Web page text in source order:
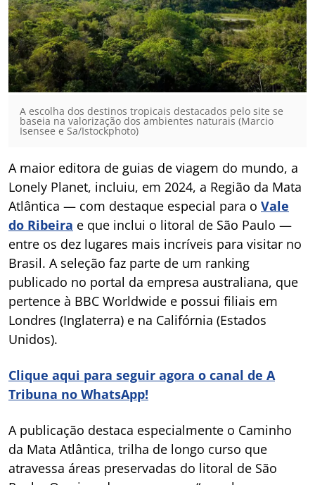
A escolha dos destinos tropicais destacados pelo site se
baseia na valorização dos ambientes naturais (Marcio
Isensee e Sa/Istockphoto)
A maior editora de guias de viagem do mundo, a
Lonely Planet, incluiu, em 2024, a Região da Mata
Atlântica — com destaque especial para o Vale
do Ribeira e que inclui o litoral de São Paulo —
entre os dez lugares mais incríveis para visitar no
Brasil. A seleção faz parte de um ranking
publicado no portal da empresa australiana, que
pertence à BBC Worldwide e possui filiais em
Londres (Inglaterra) e na Califórnia (Estados
Unidos).
Clique aqui para seguir agora o canal de A
Tribuna no WhatsApp!
A publicação destaca especialmente o Caminho
da Mata Atlântica, trilha de longo curso que
atravessa áreas preservadas do litoral de São